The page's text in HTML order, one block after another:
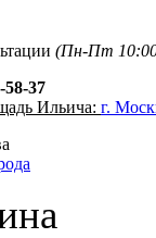
(Пн-Пт
58-37
Ильича: г.